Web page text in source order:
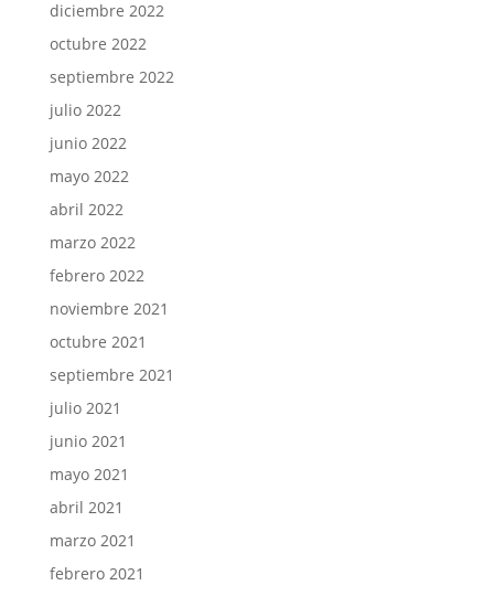
julio 2021
junio 2021
mayo 2021
abril 2021
marzo 2021
febrero 2021
enero 2021
diciembre 2020
noviembre 2020
septiembre 2020
agosto 2020
julio 2020
junio 2020
mayo 2020
abril 2020
marzo 2020
noviembre 2019
octubre 2019